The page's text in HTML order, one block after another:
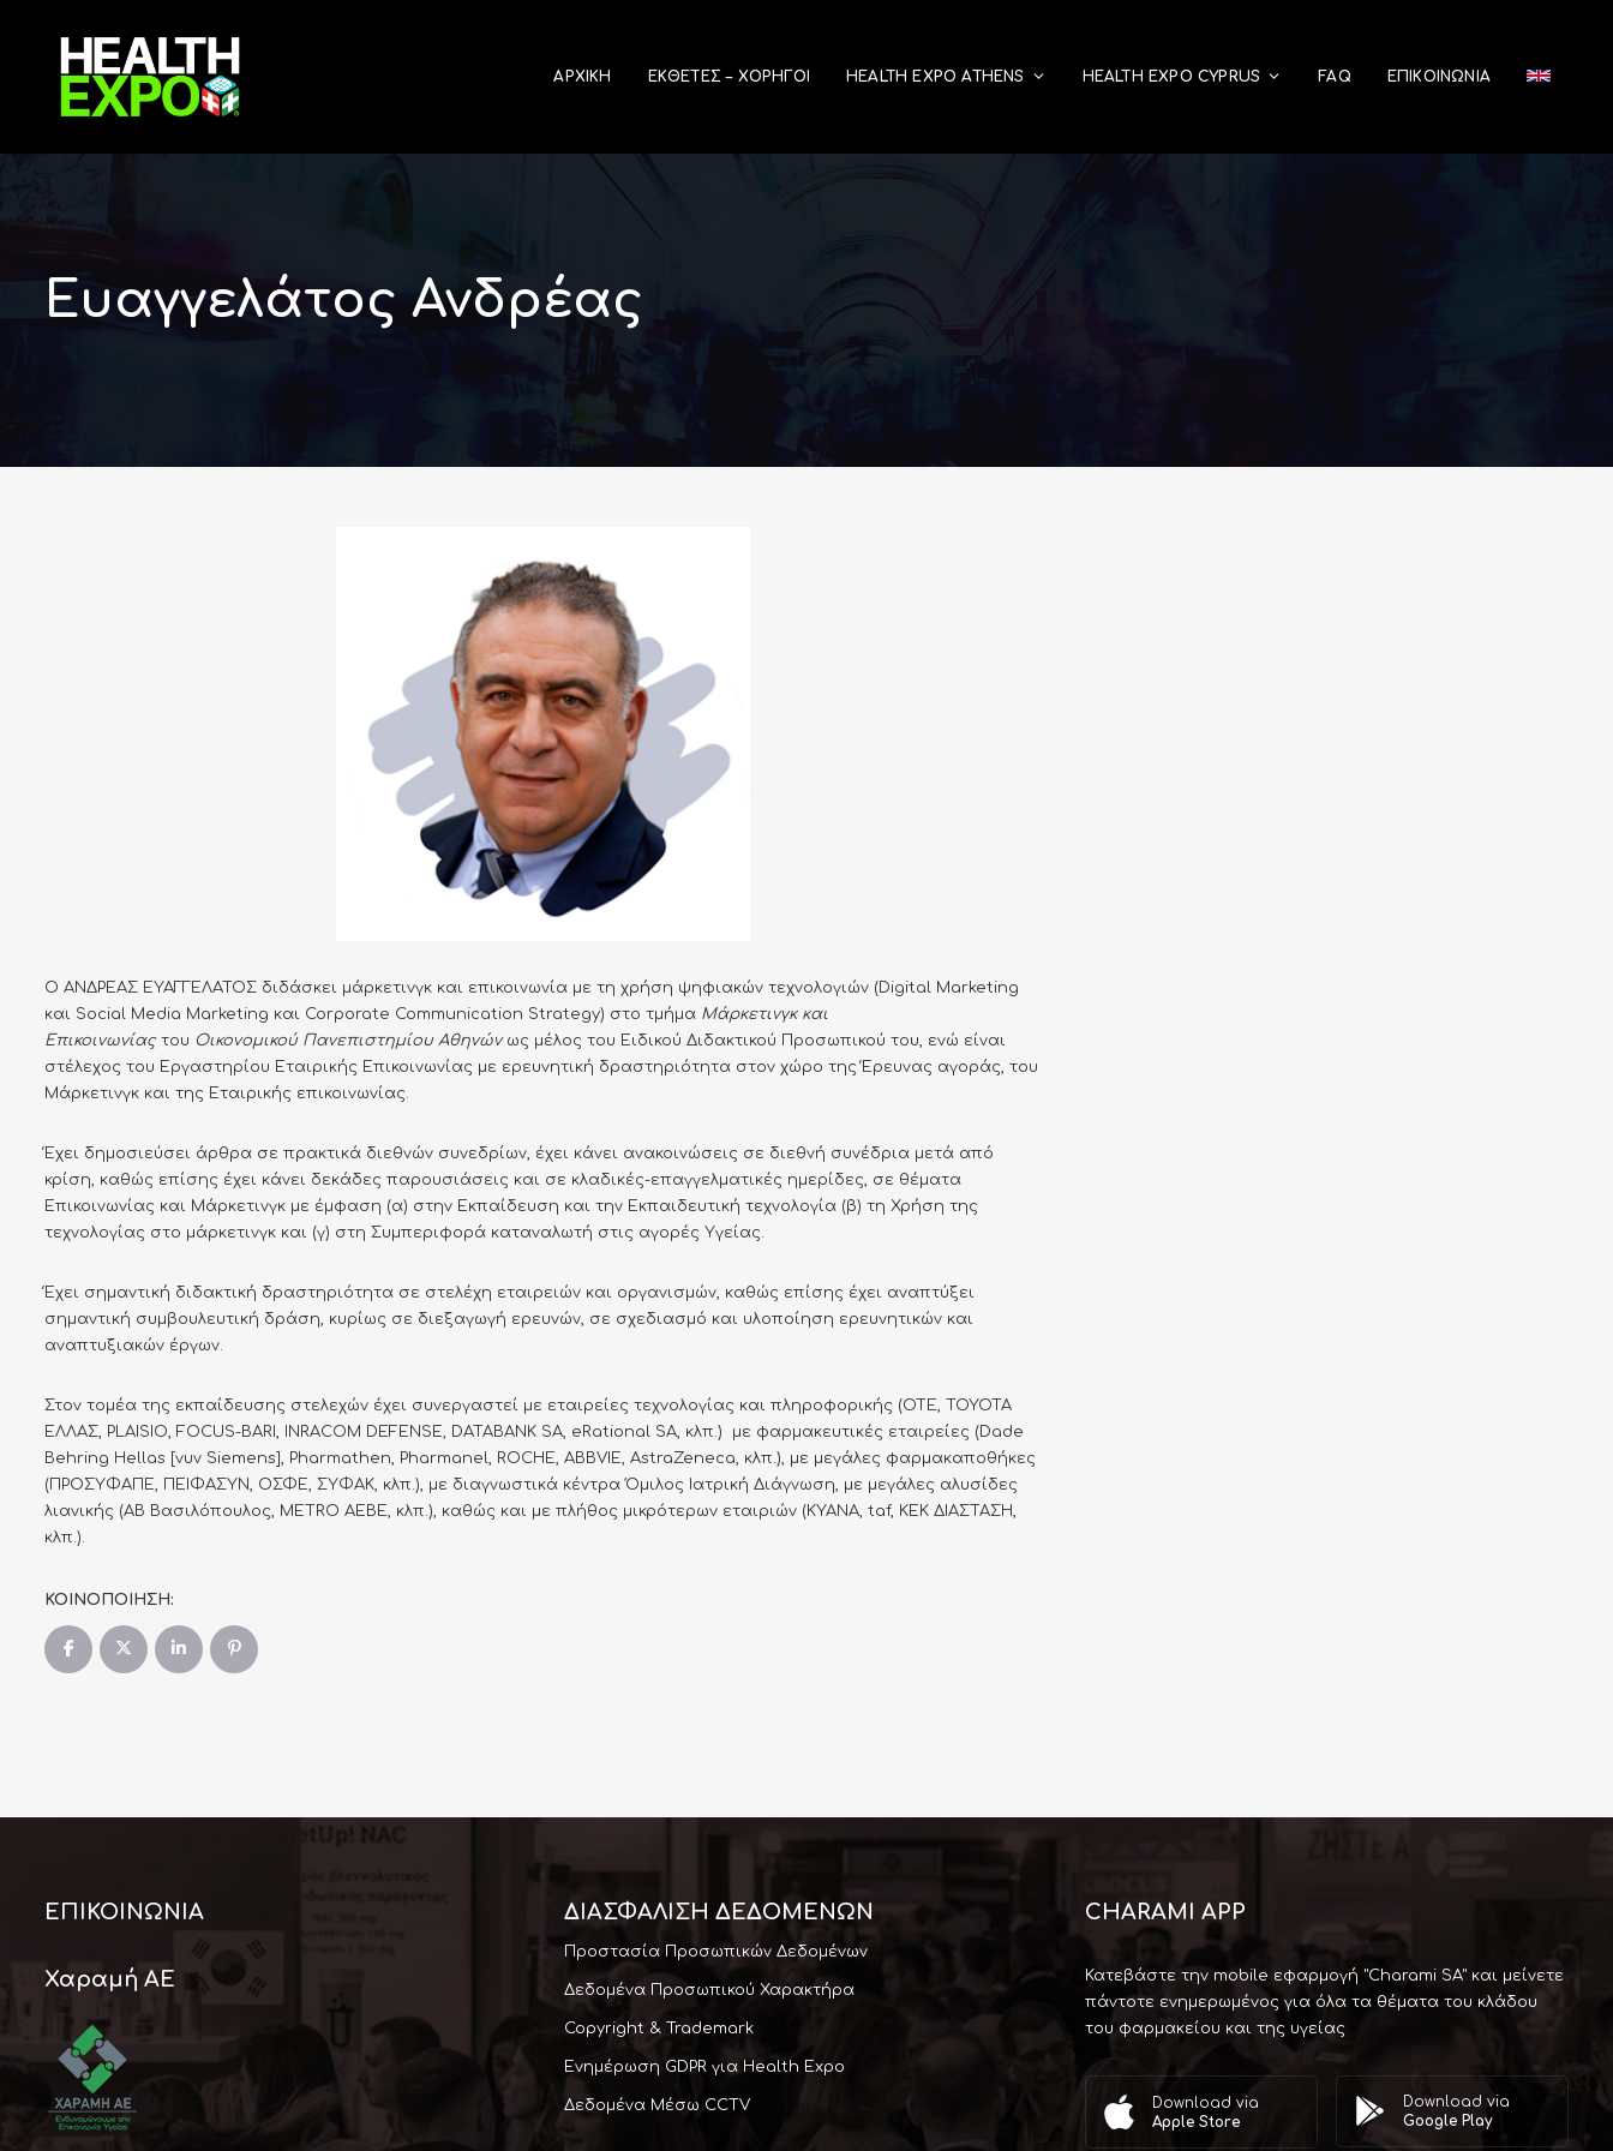
ΑΡΧΙΚΉ ΕΚΘΕΤΕΣ – ΧΟΡΗΓΟΙ HEALTH EXPO ATHENS HEALTH EXPO CYPRUS FAQ ΕΠΙΚΟΙΝΩΝΊΑ
Ευαγγελάτος Ανδρέας
Ο ΑΝΔΡΕΑΣ ΕΥΑΓΓΕΛΑΤΟΣ διδάσκει μάρκετινγκ και επικοινωνία με τη χρήση ψηφιακών τεχνολογιών (Digital Marketing
και Social Media Marketing και Corporate Communication Strategy) στο τμήμα Μάρκετινγκ και
Επικοινωνίαςτου Οικονομικού Πανεπιστημίου Αθηνώνως μέλος του Ειδικού Διδακτικού Προσωπικού του, ενώ είναι
στέλεχος του Εργαστηρίου Εταιρικής Επικοινωνίας με ερευνητική δραστηριότητα στον χώρο της Έρευνας αγοράς, του
Μάρκετινγκ και της Εταιρικής επικοινωνίας.
Έχει δημοσιεύσει άρθρα σε πρακτικά διεθνών συνεδρίων, έχει κάνει ανακοινώσεις σε διεθνή συνέδρια μετά από
κρίση, καθώς επίσης έχει κάνει δεκάδες παρουσιάσεις και σε κλαδικές-επαγγελματικές ημερίδες, σε θέματα
Επικοινωνίας και Μάρκετινγκ με έμφαση (α) στην Εκπαίδευση και την Εκπαιδευτική τεχνολογία (β) τη Χρήση της
τεχνολογίας στο μάρκετινγκ και (γ) στη Συμπεριφορά καταναλωτή στις αγορές Υγείας.
Έχει σημαντική διδακτική δραστηριότητα σε στελέχη εταιρειών και οργανισμών, καθώς επίσης έχει αναπτύξει
σημαντική συμβουλευτική δράση, κυρίως σε διεξαγωγή ερευνών, σε σχεδιασμό και υλοποίηση ερευνητικών και
αναπτυξιακών έργων.
Στον τομέα της εκπαίδευσης στελεχών έχει συνεργαστεί με εταιρείες τεχνολογίας και πληροφορικής (OTE, ΤΟΥΟΤΑ
ΕΛΛΑΣ, PLAISIO, FOCUS-BARI, INRACOM DEFENSE, DATABANK SA, eRational SA, κλπ.) με φαρμακευτικές εταιρείες (Dade
Behring Hellas [νυν Siemens], Pharmathen, Pharmanel, ROCHE, ABBVIE, AstraZeneca, κλπ.), με μεγάλες φαρμακαποθήκες
(ΠΡΟΣΥΦΑΠΕ, ΠΕΙΦΑΣΥΝ, ΟΣΦΕ, ΣΥΦΑΚ, κλπ.), με διαγνωστικά κέντρα Όμιλος Ιατρική Διάγνωση, με μεγάλες αλυσίδες
λιανικής (ΑΒ Βασιλόπουλος, METRO AEBE, κλπ.), καθώς και με πλήθος μικρότερων εταιριών (KYANA, taf, ΚΕΚ ΔΙΑΣΤΑΣΗ,
κλπ.).
ΚΟΙΝΟΠΟΙΗΣΗ:
ΕΠΙΚΟΙΝΩΝΊΑ
Χαραμή ΑΕ
ΔΙΑΣΦΆΛΙΣΗ ΔΕΔΟΜΕΝΩΝ
Προστασία Προσωπικών Δεδομένων
Δεδομένα Προσωπικού Χαρακτήρα
Copyright & Trademark
Ενημέρωση GDPR για Health Expo
Δεδομένα Μέσω CCTV
CHARAMI APP
Κατεβάστε την mobile εφαρμογή "Charami SA" και μείνετε
πάντοτε ενημερωμένος για όλα τα θέματα του κλάδου
του φαρμακείου και της υγείας
Download via
Apple Store
Download via
Google Play